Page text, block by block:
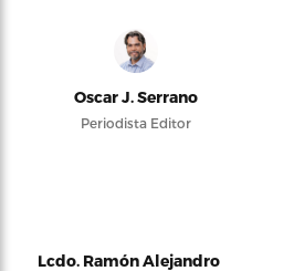
Oscar J. Serrano
Periodista Editor
Lcdo. Ramón Alejandro